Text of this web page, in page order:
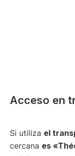
Acceso en
Si utiliza el
cercana es